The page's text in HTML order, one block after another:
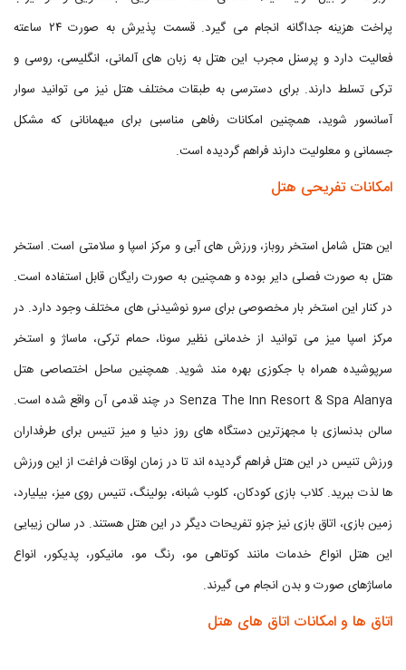
پراخت هزینه جداگانه انجام می گیرد. قسمت پذیرش به صورت ۲۴ ساعته
فعالیت دارد و پرسنل مجرب این هتل به زبان های آلمانی، انگلیسی، روسی و
ترکی تسلط دارند. برای دسترسی به طبقات مختلف هتل نیز می توانید سوار
آسانسور شوید، همچنین امکانات رفاهی مناسبی برای میهمانانی که مشکل
جسمانی و معلولیت دارند فراهم گردیده است.
امکانات تفریحی هتل
این هتل شامل استخر روباز، ورزش های آبی و مرکز اسپا و سلامتی است. استخر
هتل به صورت فصلی دایر بوده و همچنین به صورت رایگان قابل استفاده است.
در کنار این استخر بار مخصوصی برای سرو نوشیدنی های مختلف وجود دارد. در
مرکز اسپا میز می توانید از خدمانی نظیر سونا، حمام ترکی، ماساژ و استخر
سرپوشیده همراه با جکوزی بهره مند شوید. همچنین ساحل اختصاصی هتل
Senza The Inn Resort & Spa Alanya در چند قدمی آن واقع شده است.
سالن بدنسازی با مجهزترین دستگاه های روز دنیا و میز تنیس برای طرفداران
ورزش تنیس در این هتل فراهم گردیده اند تا در زمان اوقات فراغت از این ورزش
ها لذت ببرید. کلاب بازی کودکان، کلوب شبانه، بولینگ، تنیس روی میز، بیلیارد،
زمین بازی، اتاق بازی نیز جزو تفریحات دیگر در این هتل هستند. در سالن زیبایی
این هتل انواع خدمات مانند کوتاهی مو، رنگ مو، مانیکور، پدیکور، انواع
ماساژهای صورت و بدن انجام می گیرند.
اتاق ها و امکانات اتاق های هتل